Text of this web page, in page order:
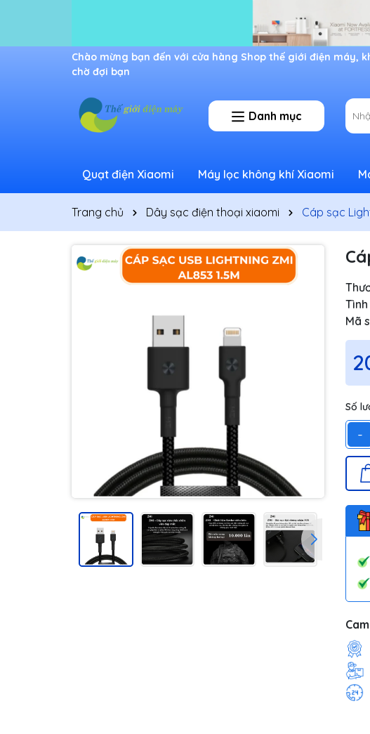
Ưu đãi lớn dành cho thành viên mới
Danh mục
Quạt điện Xiaomi Máy lọc không khí Xiaomi
Trang chủ Dây sạc điện thoại xiaomi Cáp sạc
Mã
Số
-